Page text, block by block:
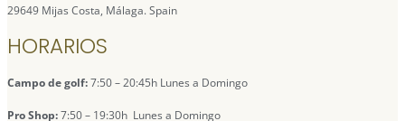
29649 Mijas Costa, Málaga. Spain
HORARIOS
Campo de golf:7:50 – 20:45h Lunes a Domingo
Pro Shop:7:50 – 19:30h Lunes a Domingo